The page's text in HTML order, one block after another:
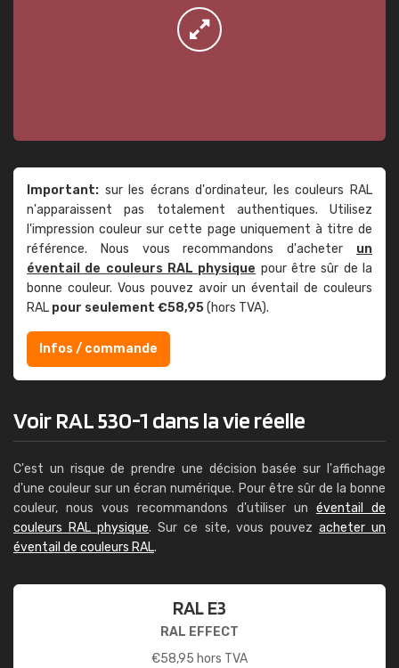
Important: sur les écrans d'ordinateur, les couleurs RAL
n'apparaissent pas totalement authentiques. Utilisez
l'impression couleur sur cette page uniquement à titre de
référence. Nous vous recommandons d'acheter un
éventail de couleurs RAL physique pour être sûr de la
bonne couleur. Vous pouvez avoir un éventail de couleurs
RAL pour seulement €58,95(hors TVA).
Infos / commande
Voir RAL 530-1 dans la vie réelle
C'est un risque de prendre une décision basée sur l'affichage
d'une couleur sur un écran numérique. Pour être sûr de la bonne
couleur, nous vous recommandons d'utiliser un éventail de
couleurs RAL physique. Sur ce site, vous pouvez acheter un
éventail de couleurs RAL.
RAL E3
RAL EFFECT
€58,95 hors TVA